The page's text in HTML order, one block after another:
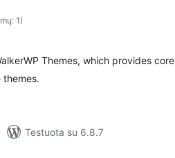
1)
Themes, which provides core
Testuota su 6.8.7